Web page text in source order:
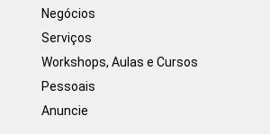
Negócios
Serviços
Workshops, Aulas e Cursos
Pessoais
Anuncie